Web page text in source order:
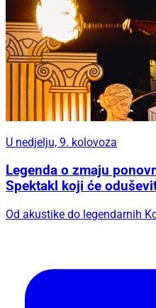
U nedjelju, 9. kolovoza
Legenda o zmaju
Spektakl koji će
Od akustike do legendarnih